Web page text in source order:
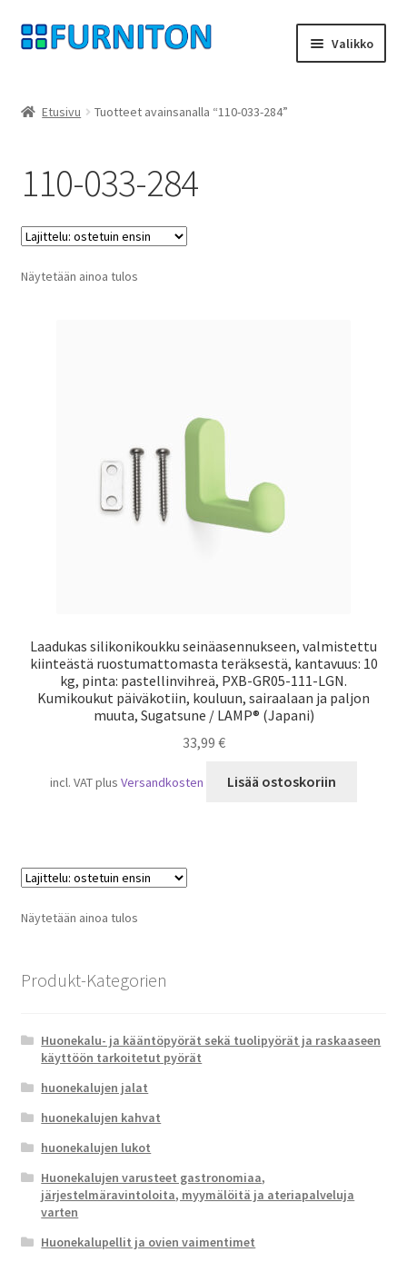
Siirry
navigointiin
Siirry
sisältöön
Valikko
yksityisyyttä
peruuttamisoikeus
Ottaa yhteyttä
Etusivu Tuotteet avainsanalla “110-033-284”
110-033-284
Näytetään ainoa tulos
Laadukas silikonikoukku seinäasennukseen, valmistettu
kiinteästä ruostumattomasta teräksestä, kantavuus: 10
kg, pinta: pastellinvihreä, PXB-GR05-111-LGN.
Kumikoukut päiväkotiin, kouluun, sairaalaan ja paljon
muuta, Sugatsune / LAMP® (Japani)
33,99 €
incl. VATplusVersandkosten Lisää ostoskoriin
Näytetään ainoa tulos
Produkt-Kategorien
Huonekalu- ja kääntöpyörät sekä tuolipyörät ja raskaaseen
käyttöön tarkoitetut pyörät
huonekalujen jalat
huonekalujen kahvat
huonekalujen lukot
Huonekalujen varusteet gastronomiaa,
järjestelmäravintoloita, myymälöitä ja ateriapalveluja
varten
Huonekalupellit ja ovien vaimentimet